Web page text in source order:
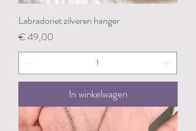
Labradoriet zilveren hanger
Prijs
€ 49,00
In winkelwagen